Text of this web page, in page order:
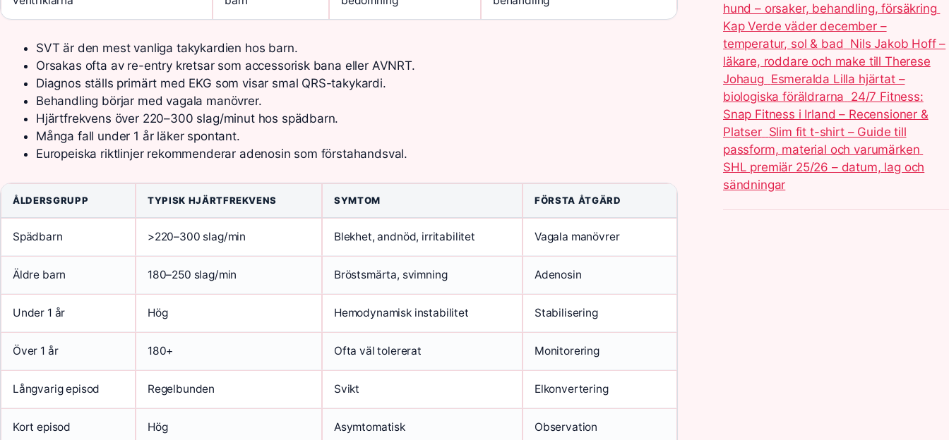
SVT är den mest vanliga takykardien hos barn.
Orsakas ofta av re-entry kretsar som accessorisk bana eller AVNRT.
Diagnos ställs primärt med EKG som visar smal QRS-takykardi.
Behandling börjar med vagala manövrer.
Hjärtfrekvens över 220–300 slag/minut hos spädbarn.
Många fall under 1 år läker spontant.
Europeiska riktlinjer rekommenderar adenosin som förstahandsval.
ÅLDERSGRUPP TYPISK HJÄRTFREKVENS SYMTOM FÖRSTA ÅTGÄRD
Spädbarn >220–300 slag/min Blekhet, andnöd, irritabilitet Vagala manövrer
Äldre barn 180–250 slag/min Bröstsmärta, svimning Adenosin
Under 1 år Hög Hemodynamisk instabilitet Stabilisering
Över 1 år 180+ Ofta väl tolererat Monitorering
Långvarig episod Regelbunden Svikt Elkonvertering
Kort episod Hög Asymtomatisk Observation
hund – orsaker, behandling, försäkring
Kap Verde väder december –
temperatur, sol & bad Nils Jakob Hoff –
läkare, roddare och make till Therese
Johaug Esmeralda Lilla hjärtat –
biologiska föräldrarna 24/7 Fitness:
Snap Fitness i Irland – Recensioner &
Platser Slim fit t-shirt – Guide till
passform, material och varumärken
SHL premiär 25/26 – datum, lag och
sändningar